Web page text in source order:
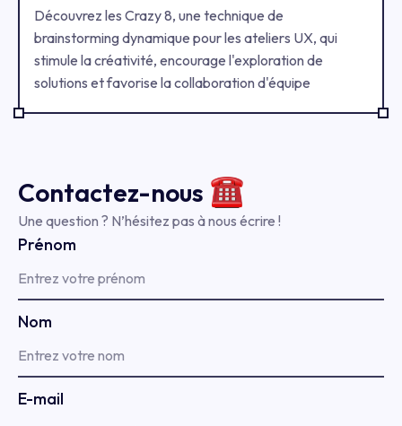
Découvrez les Crazy 8, une technique de
brainstorming dynamique pour les ateliers UX, qui
stimule la créativité, encourage l'exploration de
solutions et favorise la collaboration d'équipe
Contactez-nous
Une question ? N’hésitez pas à nous écrire !
Prénom
Nom
E-mail